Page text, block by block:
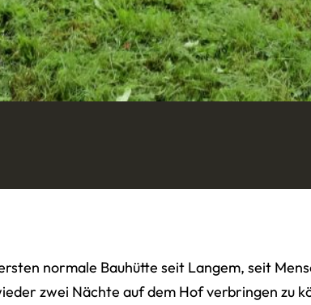
normale Bauhütte seit Langem, seit
zwei Nächte auf dem Hof verbringen zu